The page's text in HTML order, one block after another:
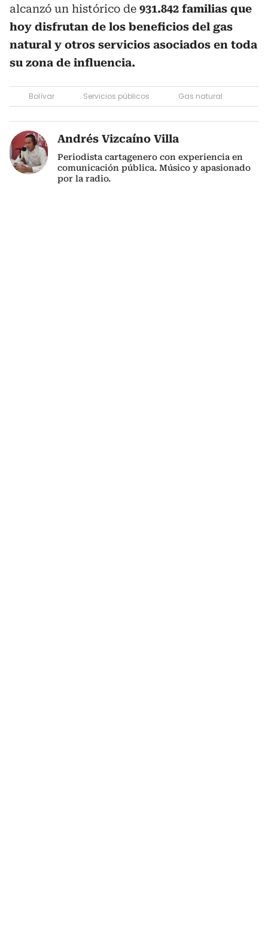
alcanzó un histórico de 931.842 familias que
hoy disfrutan de los beneficios del gas
natural y otros servicios asociados en toda
su zona de influencia.
Bolívar Servicios públicos Gas natural
Andrés Vizcaíno Villa
Periodista cartagenero con experiencia en
comunicación pública. Músico y apasionado
por la radio.